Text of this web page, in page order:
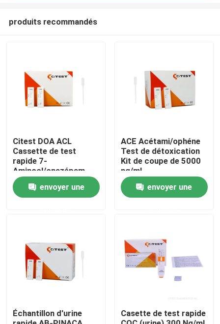
A propos de nous
produits recommandés
Citest DOA ACL
Cassette de test
rapide 7-
Aminocl/onazépam
dans l'urine
envoyer une
ACE Acétami/ophéne
Test de détoxication
Kit de coupe de 5000
ng/ml
envoyer une
Échantillon d'urine
Casette de test rapide